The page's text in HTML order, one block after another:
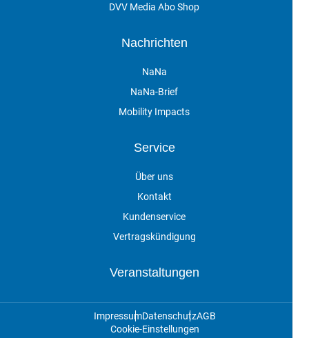
DVV Media Abo Shop
Nachrichten
NaNa
NaNa-Brief
Mobility Impacts
Service
Über uns
Kontakt
Kundenservice
Vertragskündigung
Veranstaltungen
ImpressumDatenschutzAGB
Cookie-Einstellungen